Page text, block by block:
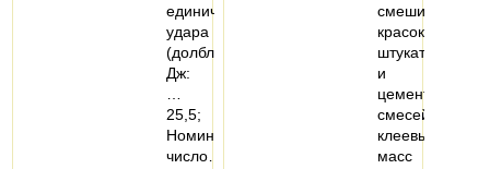
единичного
удара
(долбление),
Дж:
25,5;
Номинальное
число…
смешивания
красок,
штукатурных
и
цементных
смесей,
клеевых
масс